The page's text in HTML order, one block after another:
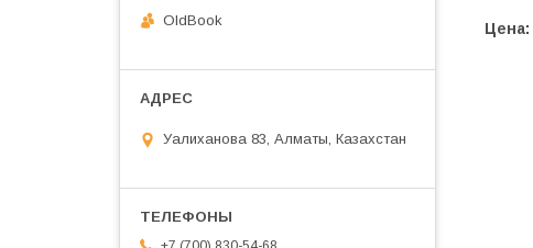
Цена:
OldBook
Уалиханова 83, Алматы, Казахстан